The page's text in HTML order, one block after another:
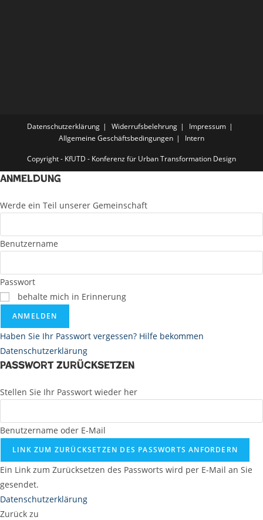
Datenschutzerklärung Widerrufsbelehrung
Impressum
Allgemeine Geschäftsbedingungen
Intern
Copyright - KfUTD - Konferenz für Urban Transformation Design
Anmeldung
Werde ein Teil unserer Gemeinschaft
Benutzername
Passwort
behalte mich in Erinnerung
ANMELDEN
Haben Sie Ihr Passwort vergessen? Hilfe bekommen
Datenschutzerklärung
Passwort zurücksetzen
Stellen Sie Ihr Passwort wieder her
Benutzername oder E-Mail
LINK ZUM ZURÜCKSETZEN DES PASSWORTS ANFORDERN
Ein Link zum Zurücksetzen des Passworts wird per E-Mail an Sie
gesendet.
Datenschutzerklärung
Zurück zu